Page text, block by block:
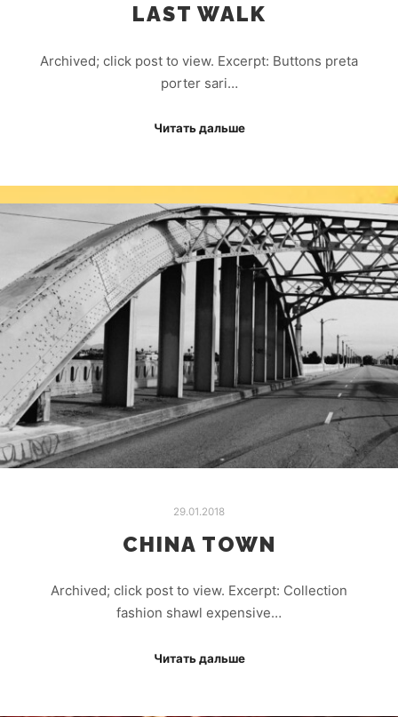
LAST WALK
Archived; click post to view. Excerpt: Buttons preta
porter sari…
Читать дальше
29.01.2018
CHINA TOWN
Archived; click post to view. Excerpt: Collection
fashion shawl expensive…
Читать дальше